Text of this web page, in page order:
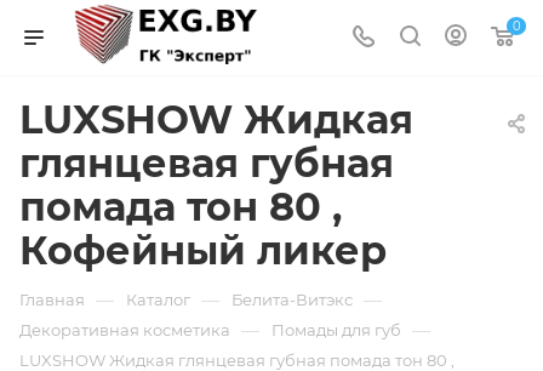
0
LUXSHOW Жидкая
глянцевая губная
помада тон 80 ,
Кофейный ликер
Главная — Каталог — Белита-Витэкс —
Декоративная косметика — Помады для губ —
LUXSHOW Жидкая глянцевая губная помада тон 80 ,